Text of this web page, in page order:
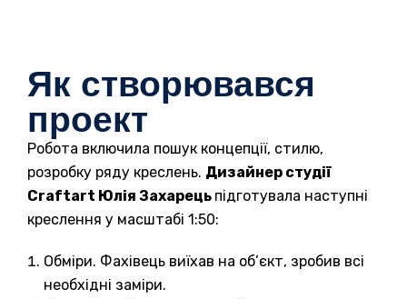
Як створювався
проект
Робота включила пошук концепції, стилю,
розробку ряду креслень. Дизайнер студії
Craftart Юлія Захарець підготувала наступні
креслення у масштабі 1:50:
Обміри. Фахівець виїхав на об’єкт, зробив всі
необхідні заміри.